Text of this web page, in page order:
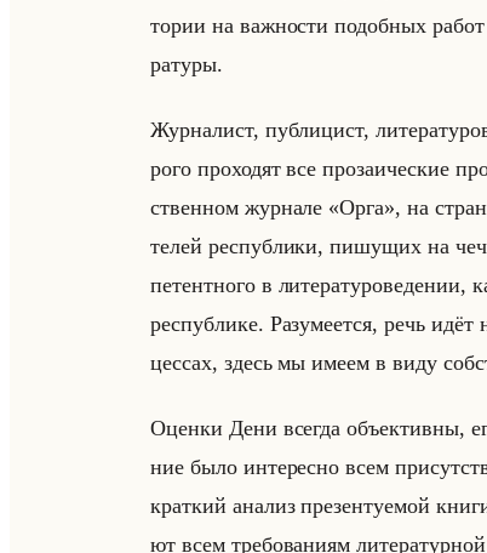
то­рии на важ­но­сти по­доб­ных
ра­ту­ры.
Жур­на­лист, пуб­ли­цист,
ро­го про­хо­дят все про­за­иче­ские
ствен­ном жур­на­ле «Орга», на
те­лей рес­пуб­ли­ки, пи­шу­щих на
пе­тент­но­го в ли­те­ра­ту­ро­ве­де­нии,
рес­пуб­ли­ке. Ра­зу­ме­ет­ся, речь
цес­сах, здесь мы имеем в виду
Оцен­ки Дени все­гда объек­тив­ны,
ние было ин­те­рес­но всем
крат­кий ана­лиз пре­зен­ту­емой
ют всем тре­бо­ва­ни­ям